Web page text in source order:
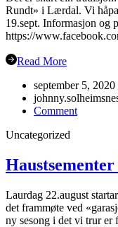
Rundt» i Lærdal. Vi
19.sept. Informasjon og
https://
Read More
september 5, 2020
Commenton
19.sept
Uncategorized
Haustsementer
Laurdag 22.august
det frammøte ved
ny sesong i det vi trur er